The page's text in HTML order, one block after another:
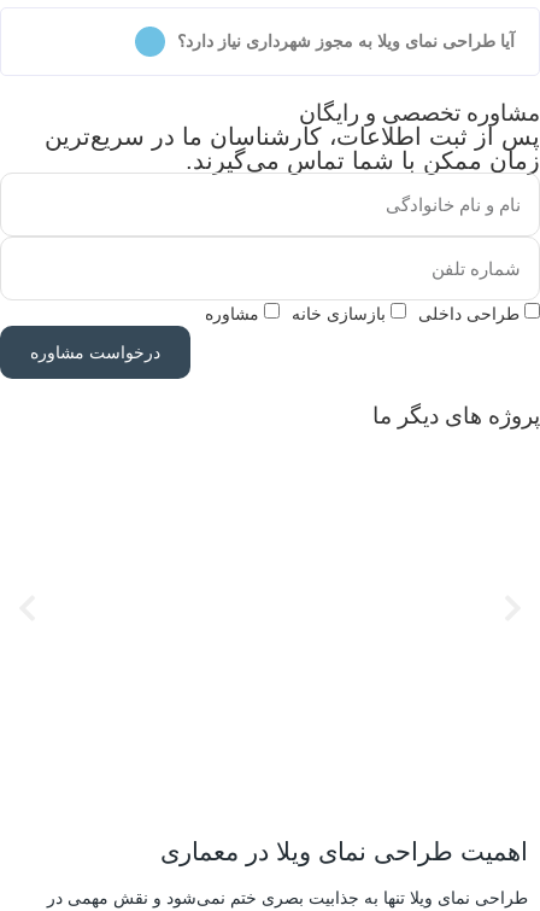
آیا طراحی نمای ویلا به مجوز شهرداری نیاز دارد؟
تخصصی و رایگان
از ثبت اطلاعات، کارشناسان ما در سریع‌ترین
ممکن با شما تماس می‌گیرند.
طراحی داخلی بازسازی خانه
مشاوره
درخواست مشاوره
های دیگر ما
اهمیت طراحی نمای ویلا در معماری
طراحی نمای ویلا تنها به جذابیت بصری ختم نمی‌شود و نقش مهمی در